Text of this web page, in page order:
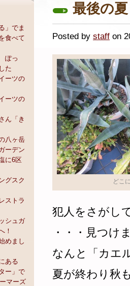
最後の
Posted by staff on
どこ
犯人をさがし
・・・見つけ
なんと「カエ
夏が終わり秋
」でま
食べて
ぽっ
た
ーツの
ーツの
ん「き
八ヶ岳
ーデン
に6区
グスク
ストラ
シュガ
！
めまし
ある
ー」で
マーズ